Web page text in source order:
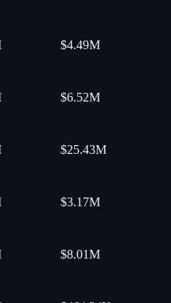
$4.49M
$6.52M
$25.43M
$3.17M
$8.01M